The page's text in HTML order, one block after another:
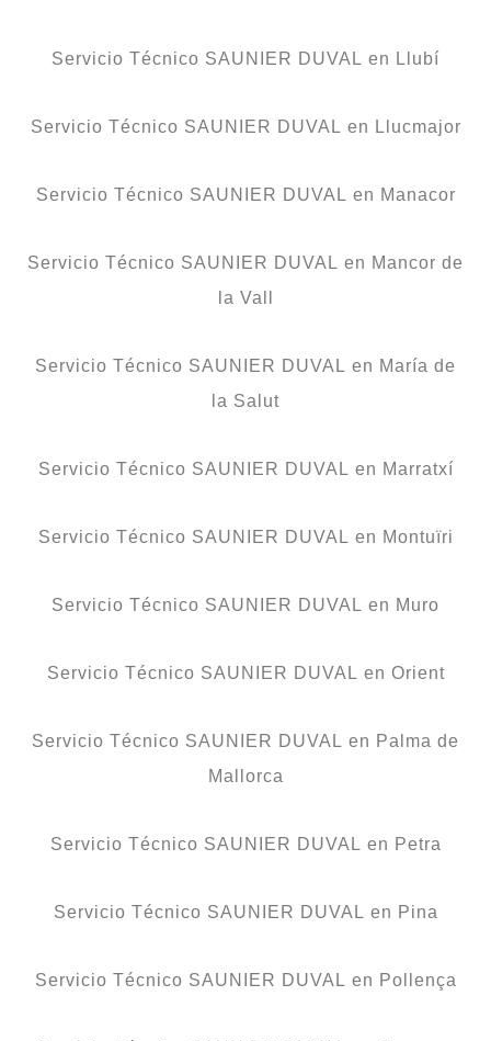
Servicio Técnico SAUNIER DUVAL en Llubí
Servicio Técnico SAUNIER DUVAL en Llucmajor
Servicio Técnico SAUNIER DUVAL en Manacor
Servicio Técnico SAUNIER DUVAL en Mancor de
la Vall
Servicio Técnico SAUNIER DUVAL en María de
la Salut
Servicio Técnico SAUNIER DUVAL en Marratxí
Servicio Técnico SAUNIER DUVAL en Montuïri
Servicio Técnico SAUNIER DUVAL en Muro
Servicio Técnico SAUNIER DUVAL en Orient
Servicio Técnico SAUNIER DUVAL en Palma de
Mallorca
Servicio Técnico SAUNIER DUVAL en Petra
Servicio Técnico SAUNIER DUVAL en Pina
Servicio Técnico SAUNIER DUVAL en Pollença